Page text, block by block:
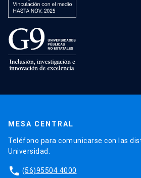
MESA CENTRAL
Teléfono para comunicarse con las
Universidad.
phone (56)95504 4000